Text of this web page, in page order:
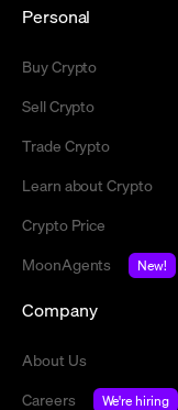
Personal
Buy Crypto
Sell Crypto
Trade Crypto
Learn about Crypto
Crypto Price
MoonAgents
New!
Company
About Us
Careers
We're hiring